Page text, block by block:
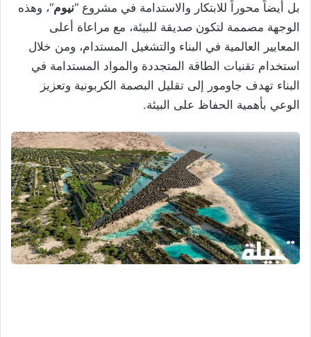
بل أيضاً محوراً للابتكار والاستدامة في مشروع “نيوم“، وهذه
الوجهة مصممة لتكون صديقة للبيئة، مع مراعاة أعلى
المعايير العالمية في البناء والتشغيل المستدام، ومن خلال
استخدام تقنيات الطاقة المتجددة والمواد المستدامة في
البناء تهدف جاومور إلى تقليل البصمة الكربونية وتعزيز
الوعي بأهمية الحفاظ على البيئة.